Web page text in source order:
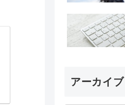
アーカイブ